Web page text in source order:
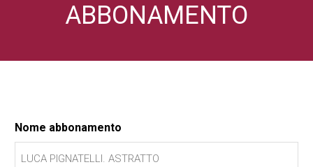
IT
ABBONAMENTO
Nome abbonamento